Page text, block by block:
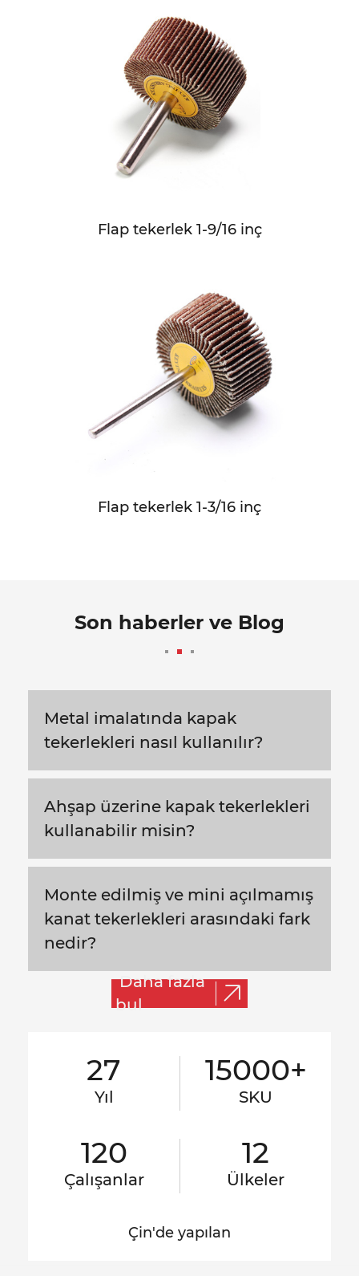
Flap tekerlek 1-9/16 inç
Flap tekerlek 1-3/16 inç
Son haberler ve Blog
Metal imalatında kapak
tekerlekleri nasıl kullanılır?
Ahşap üzerine kapak tekerlekleri
kullanabilir misin?
27
Yıl
15000+
SKU
120
Çalışanlar
12
Ülkeler
Çin'de yapılan
Monte edilmiş ve mini açılmamış
kanat tekerlekleri arasındaki fark
nedir?
Daha fazla
bul